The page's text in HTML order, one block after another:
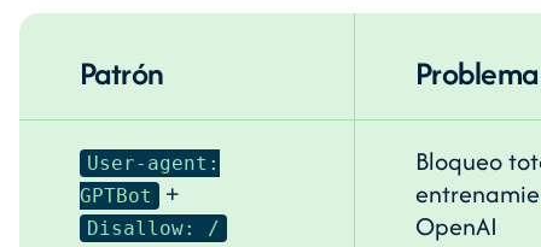
Patrón Problema
User-agent:
GPTBot
+
Disallow: /
Bloqueo
OpenAI